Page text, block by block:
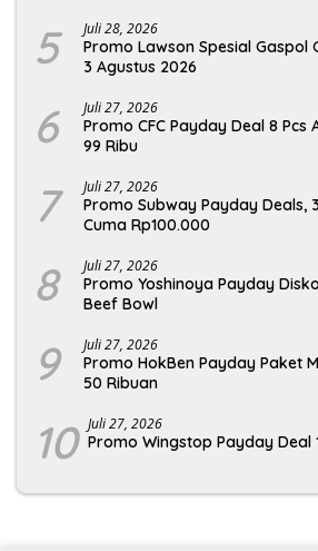
5 Juli 28, 2026
Promo Lawson Spesial Gaspol
3 Agustus 2026
6 Juli 27, 2026
Promo CFC Payday Deal 8
99 Ribu
7 Juli 27, 2026
Promo Subway Payday Deals,
Cuma Rp100.000
8 Juli 27, 2026
Promo Yoshinoya Payday
Beef Bowl
9 Juli 27, 2026
Promo HokBen Payday Paket
50 Ribuan
10 Juli 27, 2026
Promo Wingstop Payday Deal